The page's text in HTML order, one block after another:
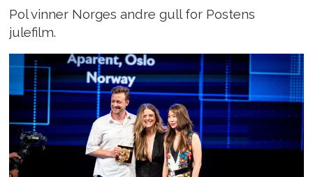
Pol vinner Norges andre gull for Postens
julefilm.